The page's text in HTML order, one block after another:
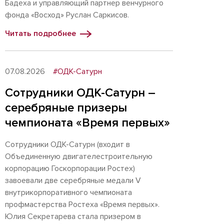
Бадеха и управляющий партнер венчурного
фонда «Восход» Руслан Саркисов.
Читать подробнее
07.08.2026 #ОДК-Сатурн
Сотрудники ОДК-Сатурн –
серебряные призеры
чемпионата «Время первых»
Сотрудники ОДК-Сатурн (входит в
Объединенную двигателестроительную
корпорацию Госкорпорации Ростех)
завоевали две серебряные медали V
внутрикорпоративного чемпионата
профмастерства Ростеха «Время первых».
Юлия Секретарева стала призером в